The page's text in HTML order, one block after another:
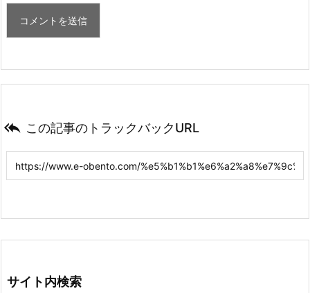
 この記事のトラックバックURL
サイト内検索